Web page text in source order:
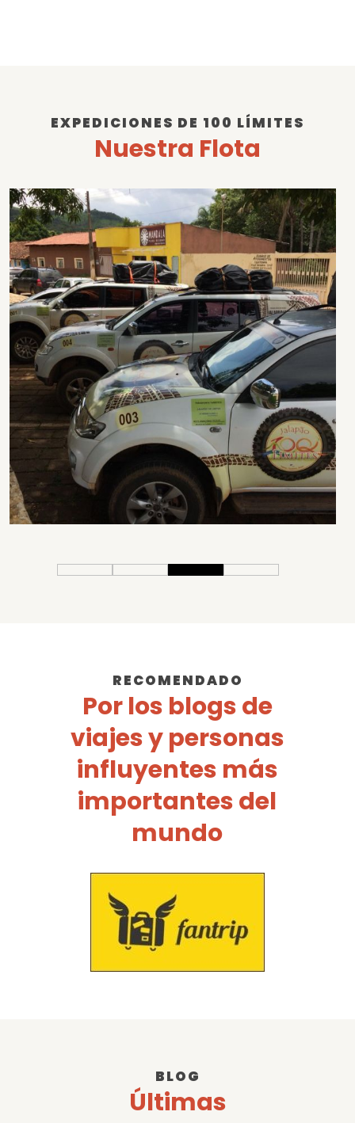
EXPEDICIONES DE 100 LÍMITES
Nuestra Flota
RECOMENDADO
Por los blogs de
viajes y personas
influyentes más
importantes del
mundo
BLOG
Últimas